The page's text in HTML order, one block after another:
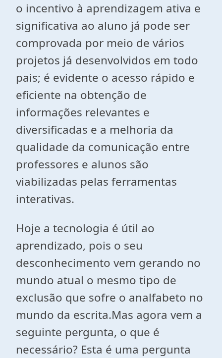
o incentivo à aprendizagem ativa e
significativa ao aluno já pode ser
comprovada por meio de vários
projetos já desenvolvidos em todo
pais; é evidente o acesso rápido e
eficiente na obtenção de
informações relevantes e
diversificadas e a melhoria da
qualidade da comunicação entre
professores e alunos são
viabilizadas pelas ferramentas
interativas.
Hoje a tecnologia é útil ao
aprendizado, pois o seu
desconhecimento vem gerando no
mundo atual o mesmo tipo de
exclusão que sofre o analfabeto no
mundo da escrita.Mas agora vem a
seguinte pergunta, o que é
necessário? Esta é uma pergunta